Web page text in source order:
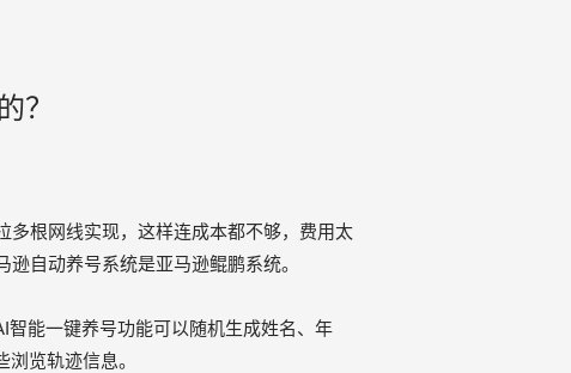
？
多根网线实现，这样连成本都不够，费用太
逊自动养号系统是亚马逊鲲鹏系统。
智能一键养号功能可以随机生成姓名、年
览轨迹信息。